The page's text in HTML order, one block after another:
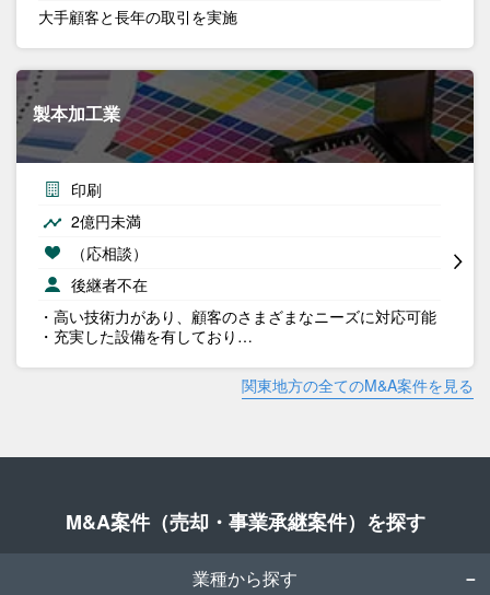
大手顧客と長年の取引を実施
製本加工業
印刷
2億円未満
（応相談）
後継者不在
・高い技術力があり、顧客のさまざまなニーズに対応可能
・充実した設備を有しており…
関東地方の全てのM&A案件を見る
M&A案件（売却・事業承継案件）を探す
業種から探す